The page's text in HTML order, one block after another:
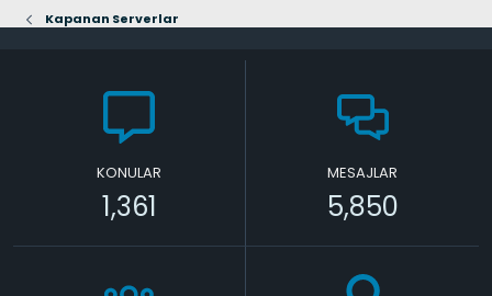
Kapanan Serverlar
KONULAR
1,361
MESAJLAR
5,850